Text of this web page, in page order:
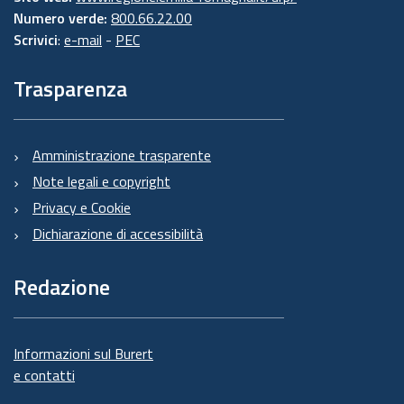
Numero verde: 800.66.22.00
Scrivici: e-mail - PEC
Trasparenza
Amministrazione trasparente
Note legali e copyright
Privacy e Cookie
Dichiarazione di accessibilità
Redazione
Informazioni sul Burert
e contatti